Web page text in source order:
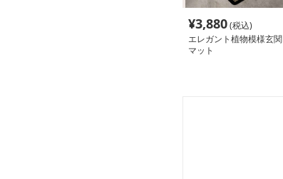
¥3,880(税込)
エレガント植物模様玄関
マット